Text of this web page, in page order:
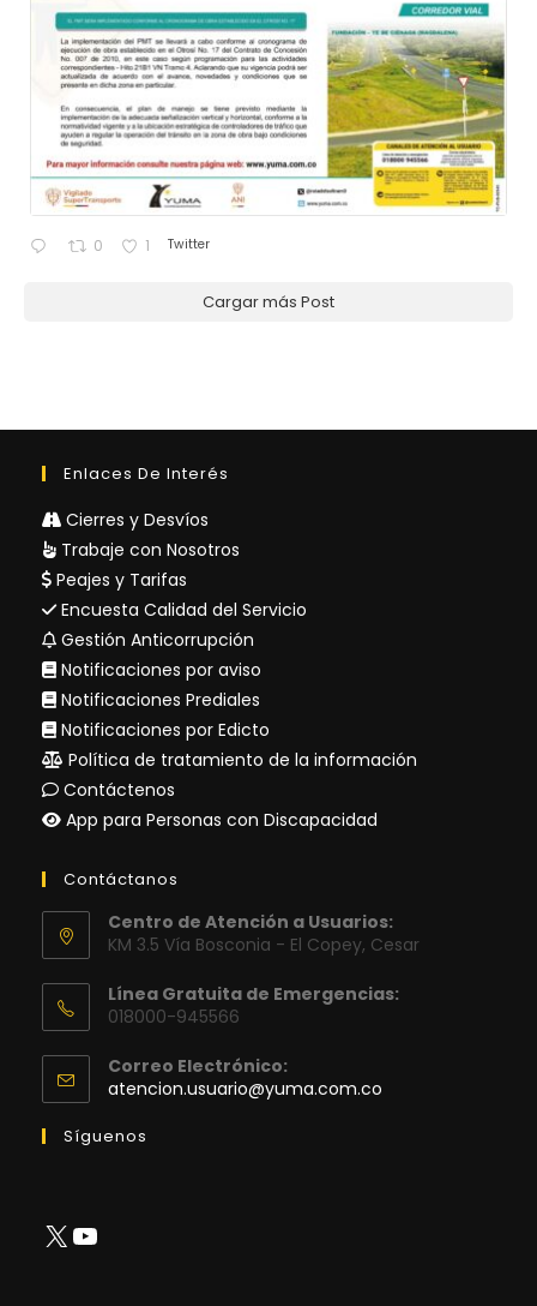
0 1 Twitter
Cargar más Post
Enlaces De Interés
Cierres y Desvíos
Trabaje con Nosotros
Peajes y Tarifas
Encuesta Calidad del Servicio
Gestión Anticorrupción
Notificaciones por aviso
Notificaciones Prediales
Notificaciones por Edicto
Política de tratamiento de la información
Contáctenos
App para Personas con Discapacidad
Contáctanos
Centro de Atención a Usuarios:
KM 3.5 Vía Bosconia - El Copey, Cesar
Línea Gratuita de Emergencias:
018000-945566
Correo Electrónico:
atencion.usuario@yuma.com.co
Síguenos
X YouTube